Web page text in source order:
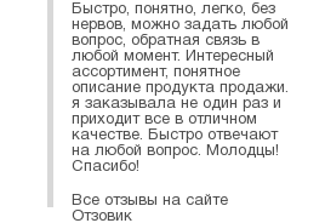
Быстро, понятно, легко, без
нервов, можно задать любой
вопрос, обратная связь в
любой момент. Интересный
ассортимент, понятное
описание продукта продажи.
я заказывала не один раз и
приходит все в отличном
качестве. Быстро отвечают
на любой вопрос. Молодцы!
Спасибо!
Все отзывы на сайте
Отзовик